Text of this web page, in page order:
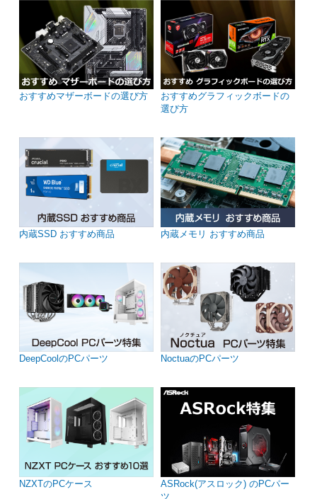
おすすめマザーボードの選び方
おすすめグラフィックボードの
選び方
内蔵SSD おすすめ商品 内蔵メモリ おすすめ商品
DeepCoolのPCパーツ NoctuaのPCパーツ
NZXTのPCケース
ASRock(アスロック) のPCパー
ツ